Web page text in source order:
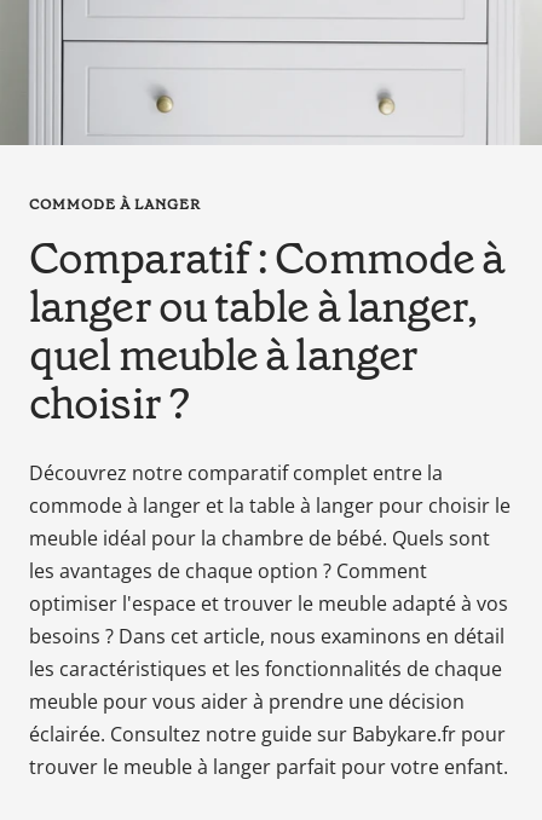
en
tant
pour
la
grossesse
de
maman
au
Meilleurs
prix
sur
Babyphones,
coussins
maternité
de
lit
COMMODE À LANGER
Comparatif : Commode à
langer ou table à langer,
quel meuble à langer
choisir ?
Découvrez notre comparatif complet entre la
commode à langer et la table à langer pour choisir le
meuble idéal pour la chambre de bébé. Quels sont
les avantages de chaque option ? Comment
optimiser l'espace et trouver le meuble adapté à vos
besoins ? Dans cet article, nous examinons en détail
les caractéristiques et les fonctionnalités de chaque
meuble pour vous aider à prendre une décision
éclairée. Consultez notre guide sur Babykare.fr pour
trouver le meuble à langer parfait pour votre enfant.